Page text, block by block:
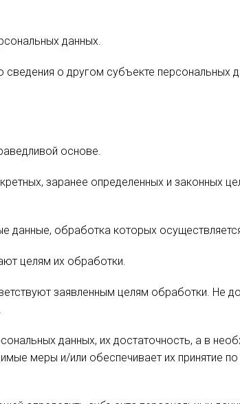
данных.
о другом субъекте персональных
основе.
заранее определенных и законных
данные, обработка которых
целям их обработки.
заявленным целям обработки. Не
данных, их достаточность, а в
меры и/или обеспечивает их принятие